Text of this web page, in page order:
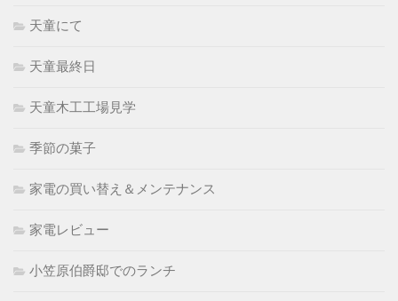
天童にて
天童最終日
天童木工工場見学
季節の菓子
家電の買い替え＆メンテナンス
家電レビュー
小笠原伯爵邸でのランチ